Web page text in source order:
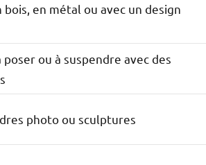
bois, en métal ou avec un design
poser ou à suspendre avec des
photo ou sculptures